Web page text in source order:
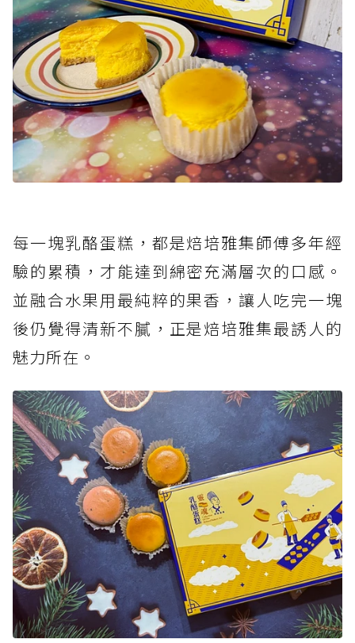
每一塊乳酪蛋糕，都是焙培雅集師傅多年經
驗的累積，才能達到綿密充滿層次的口感。
並融合水果用最純粹的果香，讓人吃完一塊
後仍覺得清新不膩，正是焙培雅集最誘人的
魅力所在。